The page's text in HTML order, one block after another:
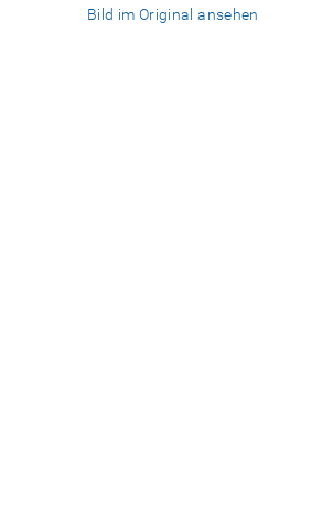
Bild im Original ansehen